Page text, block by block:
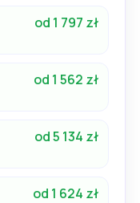
od 1 797 zł
od 1 562 zł
od 5 134 zł
od 1 624 zł